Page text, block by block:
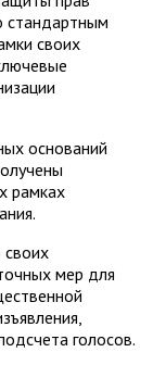
стандартным
своих
оснований
рамках
своих
мер для
голосов.